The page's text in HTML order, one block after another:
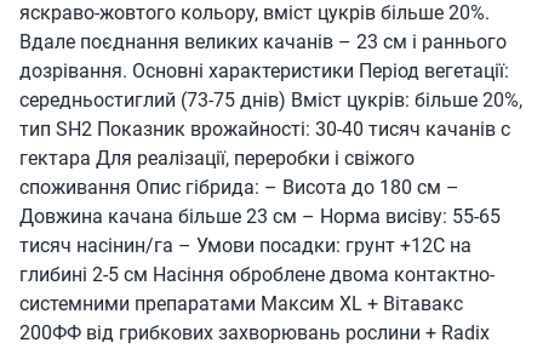
яскраво-жовтого кольору, вміст цукрів більше 20%.
Вдале поєднання великих качанів – 23 см і раннього
дозрівання. Основні характеристики Період вегетації:
середньостиглий (73-75 днів) Вміст цукрів: більше 20%,
тип SH2 Показник врожайності: 30-40 тисяч качанів с
гектара Для реалізації, переробки і свіжого
споживання Опис гібрида: – Висота до 180 см –
Довжина качана більше 23 см – Норма висіву: 55-65
тисяч насінин/га – Умови посадки: грунт +12С на
глибині 2-5 см Насіння оброблене двома контактно-
системними препаратами Максим XL + Вітавакс
200ФФ від грибкових захворювань рослини + Radix